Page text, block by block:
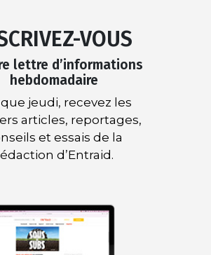
VOUS
lettre d’informations
hebdomadaire
jeudi, recevez les
articles, reportages,
et essais de la
d’Entraid.